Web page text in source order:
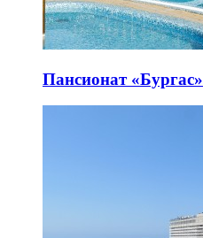
Пансионат «Бургас»